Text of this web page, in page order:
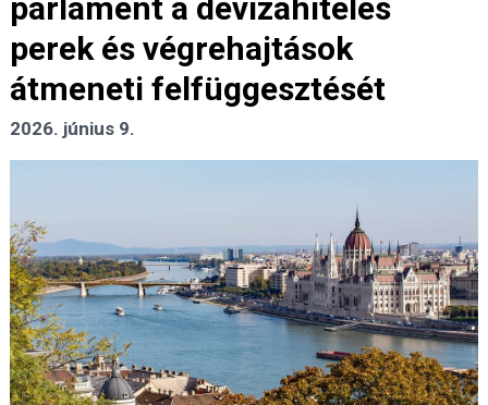
parlament a devizahiteles
perek és végrehajtások
átmeneti felfüggesztését
2026. június 9.